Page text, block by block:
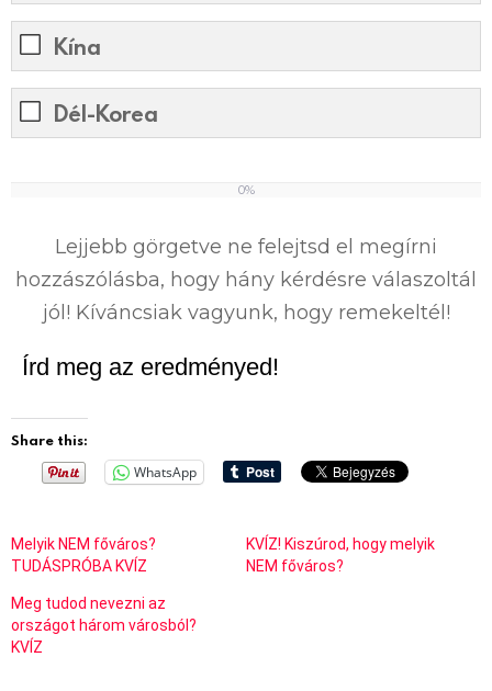
Kína
Dél-Korea
0%
Lejjebb görgetve ne felejtsd el megírni
hozzászólásba, hogy hány kérdésre válaszoltál
jól! Kíváncsiak vagyunk, hogy remekeltél!
Írd meg az eredményed!
Share this:
WhatsApp
Melyik NEM főváros?
TUDÁSPRÓBA KVÍZ
KVÍZ! Kiszúrod, hogy melyik
NEM főváros?
Meg tudod nevezni az
országot három városból?
KVÍZ